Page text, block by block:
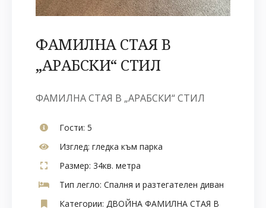
ФАМИЛНА СТАЯ В
„АРАБСКИ“ СТИЛ
ФАМИЛНА СТАЯ В „АРАБСКИ“ СТИЛ
Гости: 5
Изглед: гледка към парка
Размер: 34кв. метра
Тип легло: Спалня и разтегателен диван
Категории: ДВОЙНА ФАМИЛНА СТАЯ В